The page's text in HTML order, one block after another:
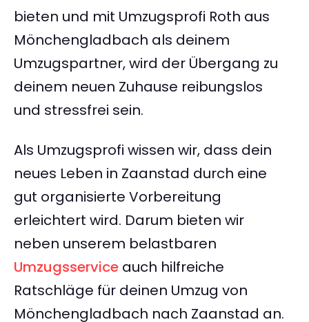
bieten und mit Umzugsprofi Roth aus
Mönchengladbach als deinem
Umzugspartner, wird der Übergang zu
deinem neuen Zuhause reibungslos
und stressfrei sein.
Als Umzugsprofi wissen wir, dass dein
neues Leben in Zaanstad durch eine
gut organisierte Vorbereitung
erleichtert wird. Darum bieten wir
neben unserem belastbaren
Umzugsservice auch hilfreiche
Ratschläge für deinen Umzug von
Mönchengladbach nach Zaanstad an.